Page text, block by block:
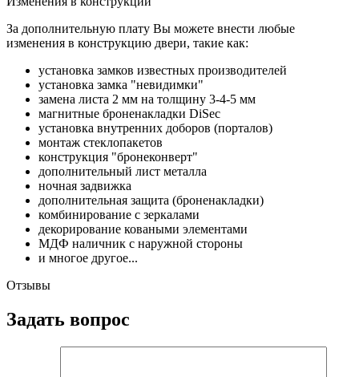
За дополнительную плату Вы можете внести любые
изменения в конструкцию двери, такие как:
установка замков известных производителей
установка замка "невидимки"
замена листа 2 мм на толщину 3-4-5 мм
магнитные броненакладки DiSec
установка внутренних доборов (порталов)
монтаж стеклопакетов
конструкция "бронеконверт"
дополнительный лист металла
ночная задвижка
дополнительная защита (броненакладки)
комбинирование с зеркалами
декорирование коваными элементами
МДФ наличник с наружной стороны
и многое другое...
Отзывы
Задать вопрос